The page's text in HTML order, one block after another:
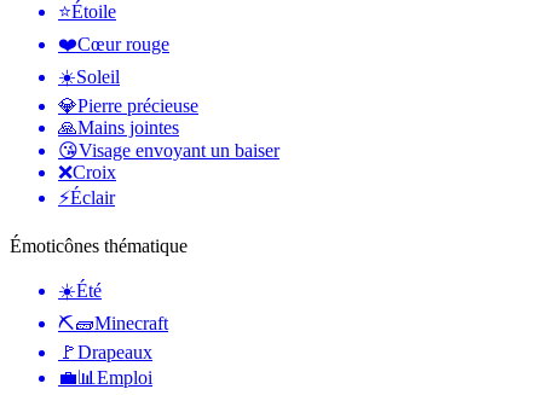
⭐Étoile
❤️Cœur rouge
☀️Soleil
💎Pierre précieuse
🙏Mains jointes
😘Visage envoyant un baiser
❌Croix
⚡Éclair
Émoticônes thématique
☀️Été
⛏🧱Minecraft
🚩Drapeaux
💼📊 Emploi